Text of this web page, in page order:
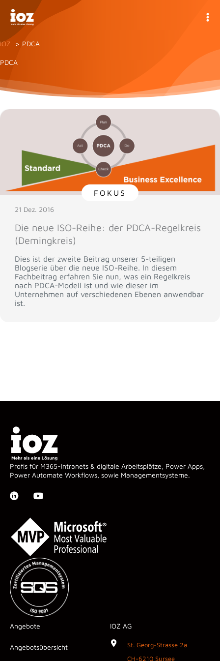
Inhalt
springen
IOZ PDCA
PDCA
FOKUS
21 Dez. 2016
Die neue ISO-Reihe: der PDCA-Regelkreis
(Demingkreis)
Dies ist der zweite Beitrag unserer 5-teiligen
Blogserie über die neue ISO-Reihe. In diesem
Fachbeitrag erfahren Sie nun, was ein Regelkreis
nach PDCA-Modell ist und wie dieser im
Unternehmen auf verschiedenen Ebenen anwendbar
ist.
Profis für M365-Intranets & digitale Arbeitsplätze, Power Apps,
Power Automate Workflows, sowie Managementsysteme.
Angebote
Angebotsübersicht
IOZ AG
St. Georg-Strasse 2a
CH-6210 Sursee